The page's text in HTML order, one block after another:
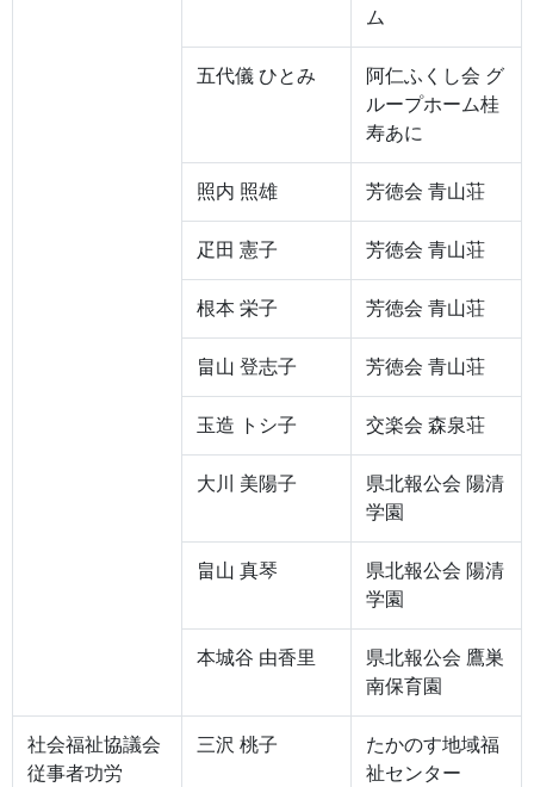
ム
五代儀 ひとみ
阿仁ふくし会 グ
ループホーム桂
寿あに
照内 照雄 芳徳会 青山荘
疋田 憲子 芳徳会 青山荘
根本 栄子 芳徳会 青山荘
畠山 登志子 芳徳会 青山荘
玉造 トシ子 交楽会 森泉荘
大川 美陽子
県北報公会 陽清
学園
畠山 真琴
県北報公会 陽清
学園
本城谷 由香里
県北報公会 鷹巣
南保育園
社会福祉協議会
従事者功労
三沢 桃子
たかのす地域福
祉センター